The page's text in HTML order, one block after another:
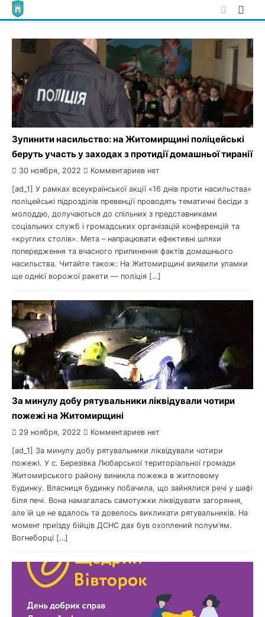
Skip
to
Зупинити насильство: на Житомирщині поліцейські
беруть участь у заходах з протидії домашньої тиранії
30 ноября, 2022 Комментариев нет
[ad_1] У рамках всеукраїнської акції «16 днів проти насильства»
поліцейські підрозділів превенції проводять тематичні бесіди з
молоддю, долучаються до спільних з представниками
соціальних служб і громадських організацій конференцій та
«круглих столів». Мета – напрацювати ефективні шляхи
попередження та вчасного припинення фактів домашнього
насильства. Читайте також: На Житомирщині виявили уламки
ще однієї ворожої ракети — поліція […]
За минулу добу рятувальники ліквідували чотири
пожежі на Житомирщині
29 ноября, 2022 Комментариев нет
[ad_1] За минулу добу рятувальники ліквідували чотири
пожежі. У с. Березівка Любарської територіальної громади
Житомирського району виникла пожежа в житловому
будинку. Власниця будинку побачила, що зайнялися речі у шафі
біля печі. Вона намагалась самотужки ліквідувати загоряння,
але їй це не вдалось та довелось викликати рятувальників. На
момент приїзду бійців ДСНС дах був охоплений полум’ям.
Вогнеборці […]